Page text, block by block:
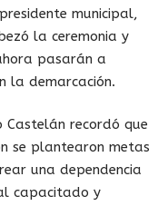
municipal,
la ceremonia y
pasarán a
la demarcación.
Castelán recordó que
se plantearon metas
una dependencia
capacitado y